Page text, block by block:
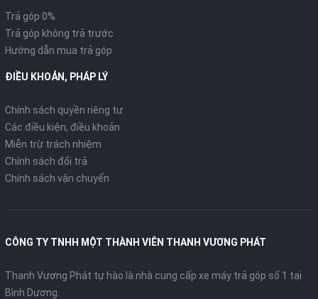
Trả góp 0%
Trả góp không trả trước
Hướng dẫn mua trả góp
ĐIỀU KHOẢN, PHÁP LÝ
Chính sách quyền riêng tư
Các điều kiện, điều khoản
Miễn trừ trách nhiệm
Chính sách đổi trả
Chính sách vận chuyển
CÔNG TY TNHH MỘT THÀNH VIÊN THANH VƯƠNG PHÁT
Thanh Vương Phát tự hào là nhà cung cấp xe máy trả góp số 1 tại
Bình Dương.